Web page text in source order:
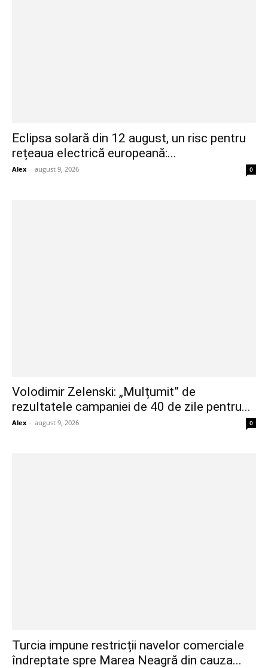
Eclipsa solară din 12 august, un risc pentru
rețeaua electrică europeană:...
Alex - august 9, 2026 0
Volodimir Zelenski: „Mulțumit” de
rezultatele campaniei de 40 de zile pentru...
Alex - august 9, 2026 0
Turcia impune restricții navelor comerciale
îndreptate spre Marea Neagră din cauza...